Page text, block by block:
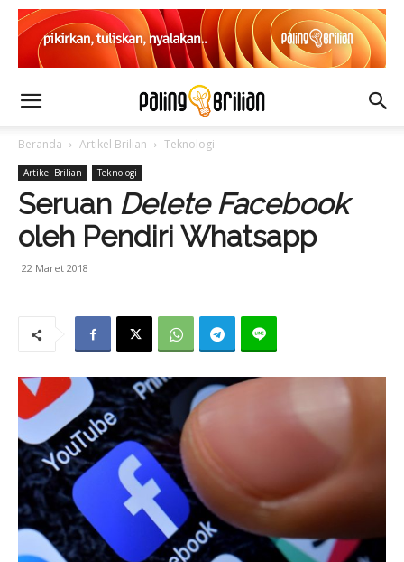
Beranda Artikel Brilian Teknologi
Artikel Brilian Teknologi
Seruan Delete Facebook
oleh Pendiri Whatsapp
22 Maret 2018